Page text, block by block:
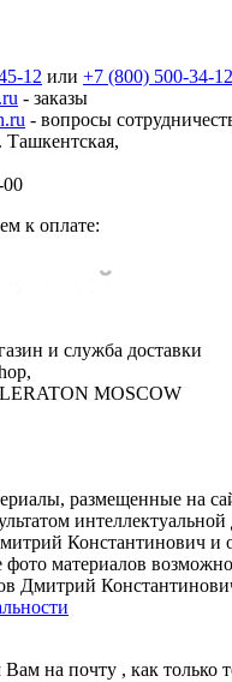
12 или +7 (800) 500-34-12
- заказы
- вопросы
Ташкентская,
00
к оплате:
и служба доставки
MOSCOW
размещенные на
Константинович и
материалов
Дмитрий
на почту , как только